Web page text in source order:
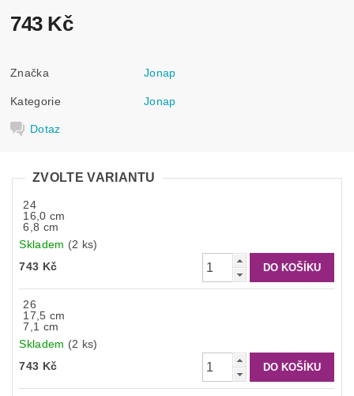
743 Kč
Značka Jonap
Kategorie Jonap
Dotaz
ZVOLTE VARIANTU
24
16,0 cm
6,8 cm
Skladem (2 ks)
743 Kč
26
17,5 cm
7,1 cm
Skladem (2 ks)
743 Kč